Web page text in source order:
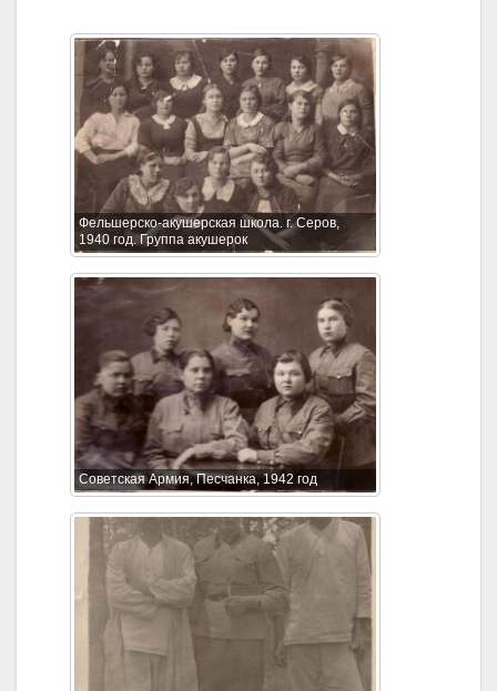
Фельшерско-акушерская школа. г. Серов,
1940 год. Группа акушерок
Советская Армия, Песчанка, 1942 год